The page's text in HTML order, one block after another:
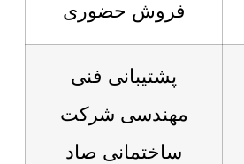
فروش حضوری
پشتیبانی فنی
مهندسی شرکت
ساختمانی صاد